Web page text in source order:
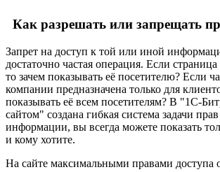
Как разрешать или запрещать
Запрет на доступ к той или иной
достаточно частая операция. Если
то зачем показывать её посетителю? Если
компании предназначена только для
показывать её всем посетителям? В "1С-
сайтом" создана гибкая система задачи
информации, вы всегда можете показать
и кому хотите.
На сайте максимальными правами доступа